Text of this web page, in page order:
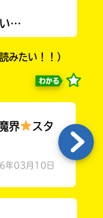
い…
みたい！！）
わかる
界
スタ
年03月10日